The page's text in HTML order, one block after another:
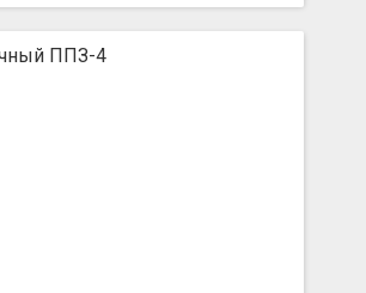
ППЗ-4